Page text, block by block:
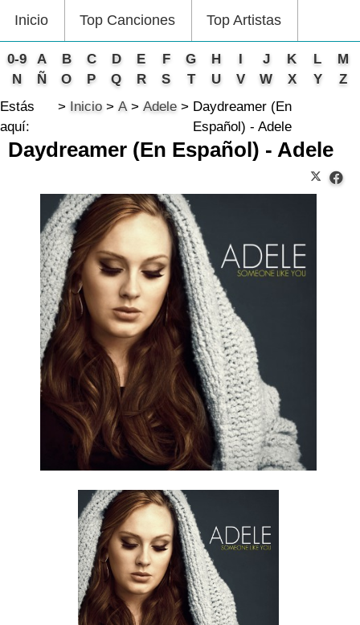
Inicio Top Canciones Top Artistas
0-9 A B C D E F G H I J K L
M
N
Ñ O P Q R S T U V W X Y
Z
Estás
aquí:
Inicio A Adele
Daydreamer (En
Español) - Adele
Daydreamer (En Español) - Adele